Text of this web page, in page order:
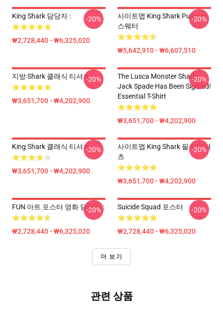
King Shark 담당자 :
₩2,728,440 - ₩6,325,020
-20%
사이트맵 King Shark Pullover
스웨터
₩5,642,910 - ₩6,607,510
-20%
지방 Shark 클래식 티셔츠
₩3,651,700 - ₩4,202,900
-20%
The Lusca Monster Shark-
Jack Spade Has Been Sighted!
Essential T-Shirt
₩3,651,700 - ₩4,202,900
-20%
King Shark 클래식 티셔츠
₩3,651,700 - ₩4,202,900
-20%
사이트맵 King Shark 필수 티셔
츠
₩3,651,700 - ₩4,202,900
-20%
FUN 아트 포스터 영화 담당자 :
₩2,728,440 - ₩6,325,020
-20% Suicide Squad 포스터
₩2,728,440 - ₩6,325,020
-20%
더 보기
관련 상품